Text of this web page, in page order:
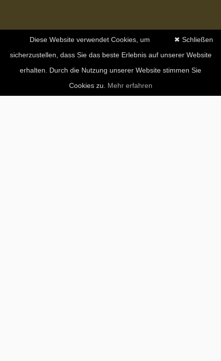
✖ Schließen
Diese Website verwendet Cookies, um
sicherzustellen, dass Sie das beste Erlebnis auf unserer Website
erhalten. Durch die Nutzung unserer Website stimmen Sie
Cookies zu. Mehr erfahren